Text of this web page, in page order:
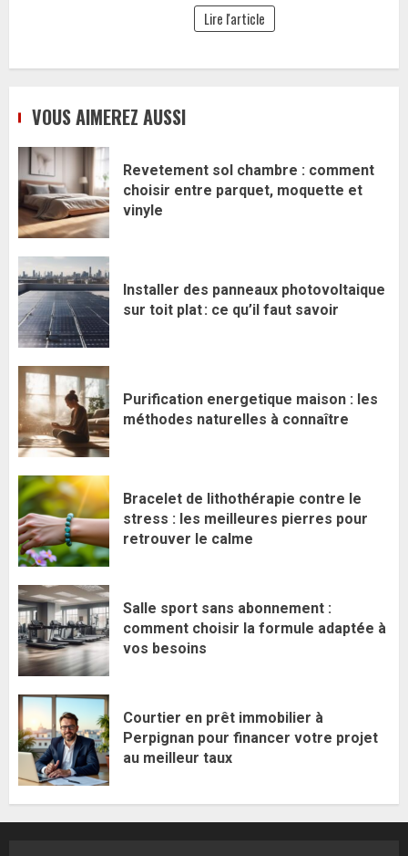
Lire l'article
VOUS AIMEREZ AUSSI
Revetement sol chambre : comment
choisir entre parquet, moquette et
vinyle
Installer des panneaux photovoltaique
sur toit plat : ce qu’il faut savoir
Purification energetique maison : les
méthodes naturelles à connaître
Bracelet de lithothérapie contre le
stress : les meilleures pierres pour
retrouver le calme
Salle sport sans abonnement :
comment choisir la formule adaptée à
vos besoins
Courtier en prêt immobilier à
Perpignan pour financer votre projet
au meilleur taux